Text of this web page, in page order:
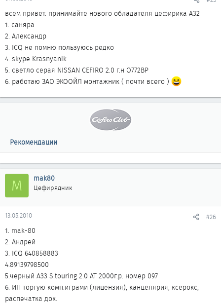
всем привет. принимайте нового обладателя цефирика А32
1. саняра
2. Александр
3. ICQ не помню пользуюсь редко
4. skype Krasnyanik
5. светло серая NISSAN CEFIRO 2.0 г.н О772ВР
6. работаю ЗАО ЭКООЙЛ монтажник ( почти всего )
Рекомендации
M mak80
Цефирядник
13.05.2010 #26
1. mak-80
2. Андрей
3. ICQ 640858883
4.89139798500
5.черный А33 S.touring 2.0 AT 2000г.р. номер 097
6. ИП торгую комп.играми (лицензия), канцелярия, ксерокс,
распечатка док.